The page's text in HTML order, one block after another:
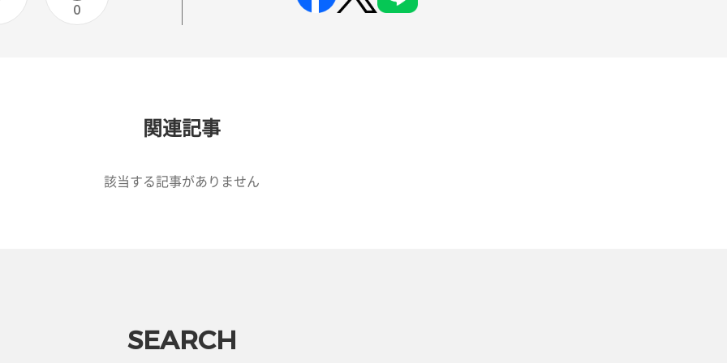
0
関連記事
該当する記事がありません
SEARCH